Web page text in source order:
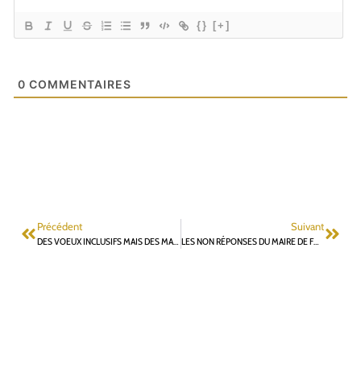
{} [+]
0 COMMENTAIRES
Précédent
DES VOEUX INCLUSIFS MAIS DES MARGES DE PROGRÈS POUR NE PAS DISCRIMINER L’OPPOSITION
Suivant
LES NON RÉPONSES DU MAIRE DE FONTENAY-AUX-ROSES : MANQUE DE RESPECT OU PEUR DE LA VÉRITÉ ?